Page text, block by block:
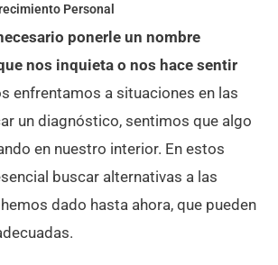
Personal​
ponerle un nombre
nos inquieta o nos hace sentir
enfrentamos a situaciones en las
un diagnóstico, sentimos que algo
en nuestro interior. En estos
buscar alternativas a las
dado hasta ahora, que pueden